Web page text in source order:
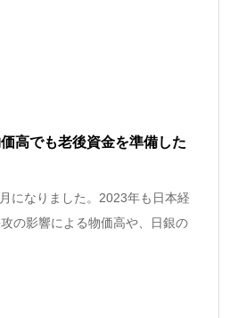
高でも老後資金を準備した
になりました。2023年も日本経
の影響による物価高や、日銀の